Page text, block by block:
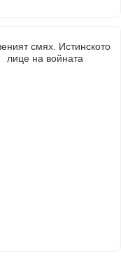
смях. Истинското
лице на войната